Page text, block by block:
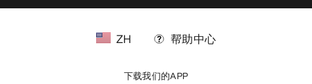
ZH 帮助中心
下载我们的APP